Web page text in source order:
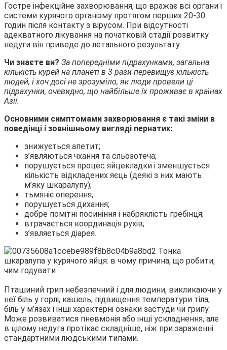
Гостре інфекційне захворювання, що вражає всі органи і
системи курячого організму протягом перших 20-30
годин після контакту з вірусом. При відсутності
адекватного лікування на початковій стадії розвитку
недуги він приведе до летального результату.
Чи знаєте ви? За попередніми підрахунками, загальна
кількість курей на планеті в 3 рази перевищує кількість
людей, і хоч досі не зрозуміло, як люди провели ці
підрахунки, очевидно, що найбільше їх проживає в країнах
Азії.
Основними симптомами захворювання є такі зміни в
поведінці і зовнішньому вигляді пернатих:
знижується апетит;
з’являються чхання та сльозотеча;
порушується процес яйцекладки і зменшується
кількість відкладених яєць (деякі з них мають
м’яку шкаралупу);
тьмяніє оперення;
порушується дихання;
добре помітні посиніння і набряклість гребінця;
втрачається координація рухів;
з’являється діарея.
Пташиний грип небезпечний і для людини, викликаючи у
неї біль у горлі, кашель, підвищення температури тіла,
біль у м’язах і інші характерні ознаки застуди чи грипу.
Може розвиватися пневмонія або інші ускладнення, але
в цілому недуга протікає складніше, ніж при зараженні
стандартними людськими типами.